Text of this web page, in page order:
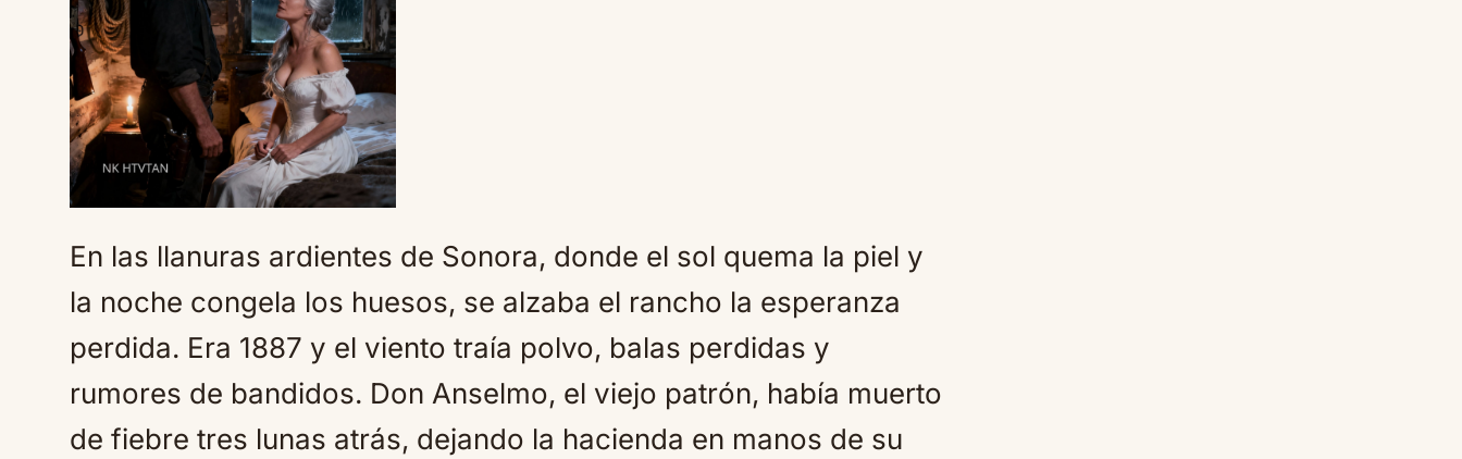
En las llanuras ardientes de Sonora, donde el sol quema la piel y
la noche congela los huesos, se alzaba el rancho la esperanza
perdida. Era 1887 y el viento traía polvo, balas perdidas y
rumores de bandidos. Don Anselmo, el viejo patrón, había muerto
de fiebre tres lunas atrás, dejando la hacienda en manos de su